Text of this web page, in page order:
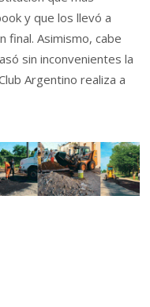
y que los llevó a
final. Asimismo, cabe
sin inconvenientes la
Argentino realiza a